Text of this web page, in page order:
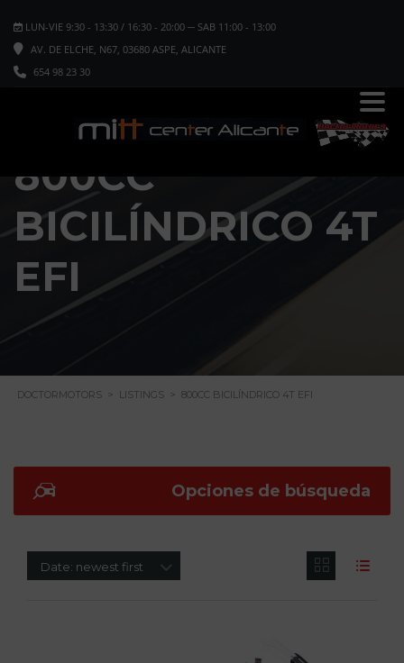
LUN-VIE 9:30 - 13:30 / 16:30 - 20:00 ─ SAB 11:00 - 13:00
AV. DE ELCHE, N67, 03680 ASPE, ALICANTE
654 98 23 30
800CC
BICILÍNDRICO 4T
EFI
DOCTORMOTORS > LISTINGS > 800CC BICILÍNDRICO 4T EFI
Opciones de búsqueda
Date: newest first